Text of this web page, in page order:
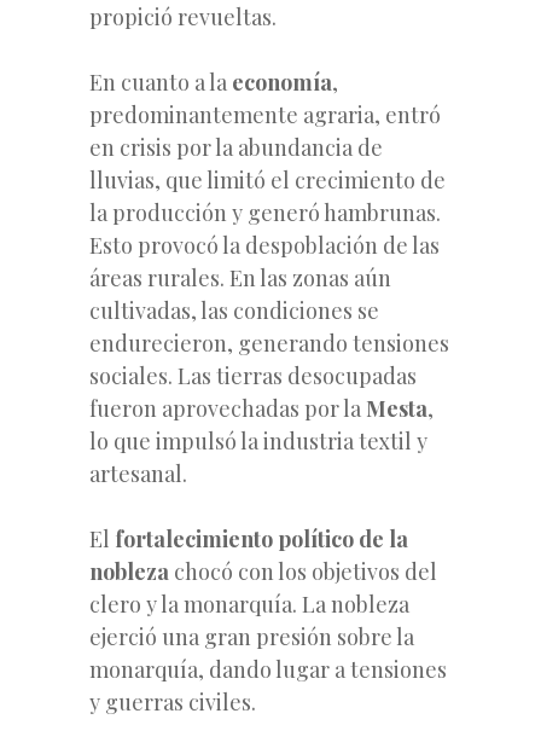
propició revueltas.
En cuanto a la economía,
predominantemente agraria, entró
en crisis por la abundancia de
lluvias, que limitó el crecimiento de
la producción y generó hambrunas.
Esto provocó la despoblación de las
áreas rurales. En las zonas aún
cultivadas, las condiciones se
endurecieron, generando tensiones
sociales. Las tierras desocupadas
fueron aprovechadas por la Mesta,
lo que impulsó la industria textil y
artesanal.
El fortalecimiento político de la
nobleza chocó con los objetivos del
clero y la monarquía. La nobleza
ejerció una gran presión sobre la
monarquía, dando lugar a tensiones
y guerras civiles.